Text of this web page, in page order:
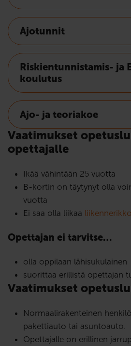
Ajotunnit
Riskientunnistamis- ja
koulutus
Ajo- ja teoriakoe
Vaatimukset
opettajalle
Ikää vähintään 25 vuotta
B-kortin on täytynyt olla
vuotta
Ei saa olla liikaa
Opettajan ei tarvitse…
olla oppilaan lähisukulainen
suorittaa erillistä opettajan
Vaatimukset
Normaalirakenteinen
pakettiauto tai asuntoauto.
Opettajalle on erillinen